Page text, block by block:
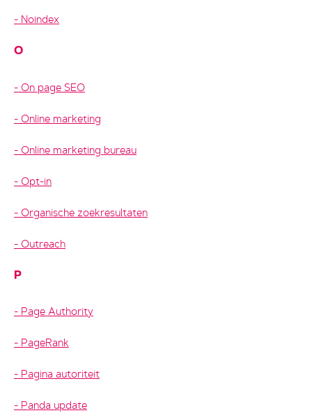
Noindex
O
On page SEO
Online marketing
Online marketing bureau
Opt-in
Organische zoekresultaten
Outreach
P
Page Authority
PageRank
Pagina autoriteit
Panda update